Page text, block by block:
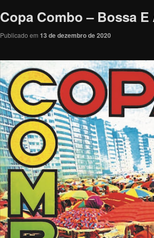
Copa Combo – Bossa E
Publicado em 13 de dezembro de 2020